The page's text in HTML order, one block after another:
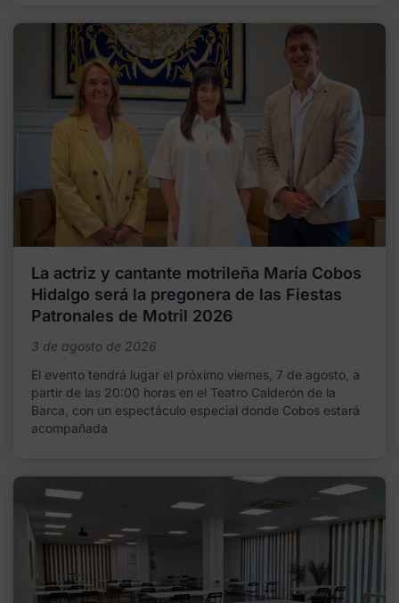
La actriz y cantante motrileña María Cobos
Hidalgo será la pregonera de las Fiestas
Patronales de Motril 2026
3 de agosto de 2026
El evento tendrá lugar el próximo viernes, 7 de agosto, a
partir de las 20:00 horas en el Teatro Calderón de la
Barca, con un espectáculo especial donde Cobos estará
acompañada